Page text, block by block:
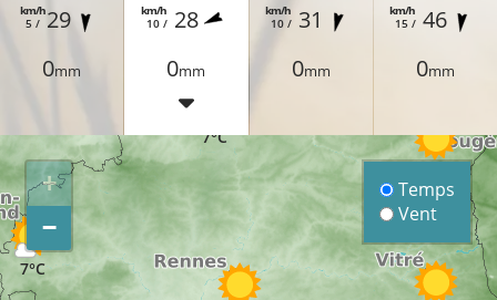
5 /
km/h29
0mm
10 /
km/h 28
0mm
10 /
km/h 31
0mm
15 /
km/h 46
0mm
7°C
7°C
+
−
Temps
Vent